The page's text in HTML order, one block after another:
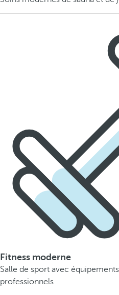
Fitness moderne
Salle de sport avec
professionnels